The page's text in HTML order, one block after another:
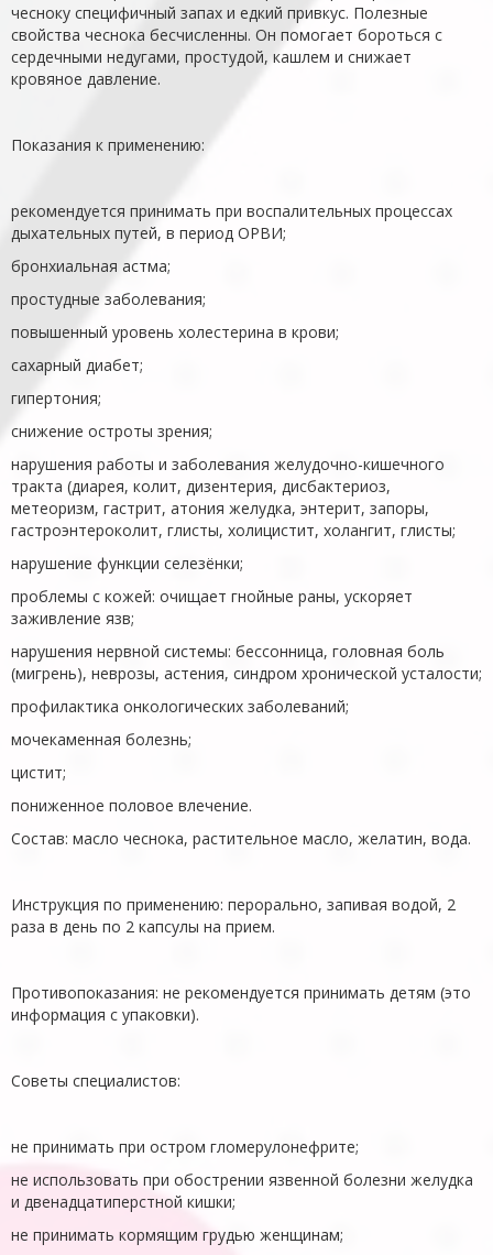
чесноку специфичный запах и едкий привкус. Полезные
свойства чеснока бесчисленны. Он помогает бороться с
сердечными недугами, простудой, кашлем и снижает
кровяное давление.
Показания к применению:
рекомендуется принимать при воспалительных процессах
дыхательных путей, в период ОРВИ;
бронхиальная астма;
простудные заболевания;
повышенный уровень холестерина в крови;
сахарный диабет;
гипертония;
снижение остроты зрения;
нарушения работы и заболевания желудочно-кишечного
тракта (диарея, колит, дизентерия, дисбактериоз,
метеоризм, гастрит, атония желудка, энтерит, запоры,
гастроэнтероколит, глисты, холицистит, холангит, глисты;
нарушение функции селезёнки;
проблемы с кожей: очищает гнойные раны, ускоряет
заживление язв;
нарушения нервной системы: бессонница, головная боль
(мигрень), неврозы, астения, синдром хронической усталости;
профилактика онкологических заболеваний;
мочекаменная болезнь;
цистит;
пониженное половое влечение.
Состав: масло чеснока, растительное масло, желатин, вода.
Инструкция по применению: перорально, запивая водой, 2
раза в день по 2 капсулы на прием.
Противопоказания: не рекомендуется принимать детям (это
информация с упаковки).
Советы специалистов:
не принимать при остром гломерулонефрите;
не использовать при обострении язвенной болезни желудка
и двенадцатиперстной кишки;
не принимать кормящим грудью женщинам;